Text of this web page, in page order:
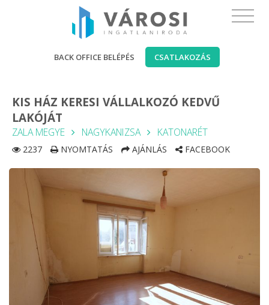
BACK OFFICE BELÉPÉS CSATLAKOZÁS
KIS HÁZ KERESI VÁLLALKOZÓ KEDVŰ
LAKÓJÁT
ZALA MEGYE NAGYKANIZSA KATONARÉT
2237 NYOMTATÁS AJÁNLÁS FACEBOOK